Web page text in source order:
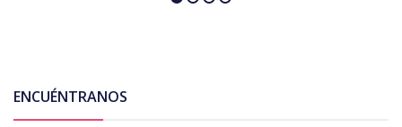
ENCUÉNTRANOS